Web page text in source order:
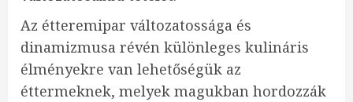
Az étteremipar változatossága és
dinamizmusa révén különleges kulináris
élményekre van lehetőségük az
éttermeknek, melyek magukban hordozzák